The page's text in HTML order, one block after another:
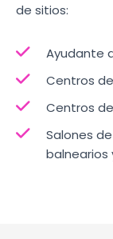
de sitios:
Ayudante
Centros
Centros
Salones
balnearios